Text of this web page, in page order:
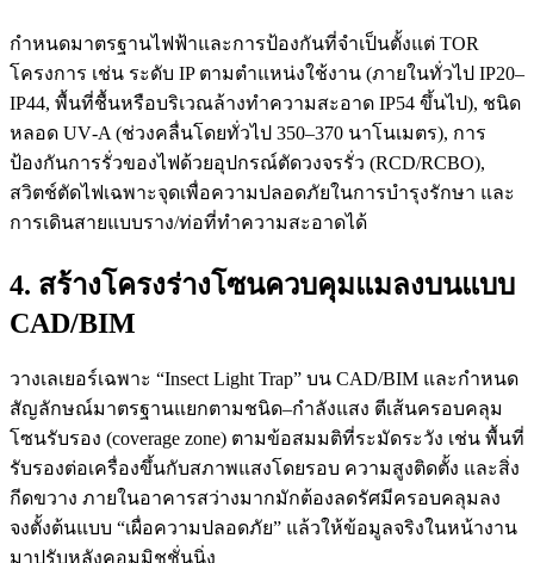
กำหนดมาตรฐานไฟฟ้าและการป้องกันที่จำเป็นตั้งแต่ TOR
โครงการ เช่น ระดับ IP ตามตำแหน่งใช้งาน (ภายในทั่วไป IP20–
IP44, พื้นที่ชื้นหรือบริเวณล้างทำความสะอาด IP54 ขึ้นไป), ชนิด
หลอด UV‑A (ช่วงคลื่นโดยทั่วไป 350–370 นาโนเมตร), การ
ป้องกันการรั่วของไฟด้วยอุปกรณ์ตัดวงจรรั่ว (RCD/RCBO),
สวิตช์ตัดไฟเฉพาะจุดเพื่อความปลอดภัยในการบำรุงรักษา และ
การเดินสายแบบราง/ท่อที่ทำความสะอาดได้
4. สร้างโครงร่างโซนควบคุมแมลงบนแบบ
CAD/BIM
วางเลเยอร์เฉพาะ “Insect Light Trap” บน CAD/BIM และกำหนด
สัญลักษณ์มาตรฐานแยกตามชนิด–กำลังแสง ตีเส้นครอบคลุม
โซนรับรอง (coverage zone) ตามข้อสมมติที่ระมัดระวัง เช่น พื้นที่
รับรองต่อเครื่องขึ้นกับสภาพแสงโดยรอบ ความสูงติดตั้ง และสิ่ง
กีดขวาง ภายในอาคารสว่างมากมักต้องลดรัศมีครอบคลุมลง
จงตั้งต้นแบบ “เผื่อความปลอดภัย” แล้วให้ข้อมูลจริงในหน้างาน
มาปรับหลังคอมมิชชั่นนิ่ง